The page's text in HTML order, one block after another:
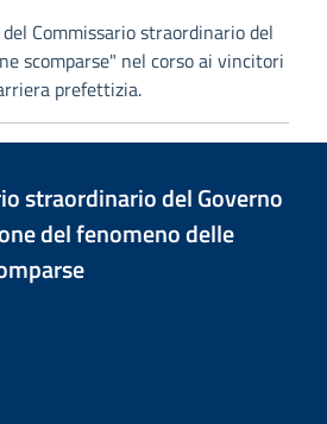
Commissario straordinario del
scomparse" nel corso ai vincitori
prefettizia.
straordinario del Governo
del fenomeno delle